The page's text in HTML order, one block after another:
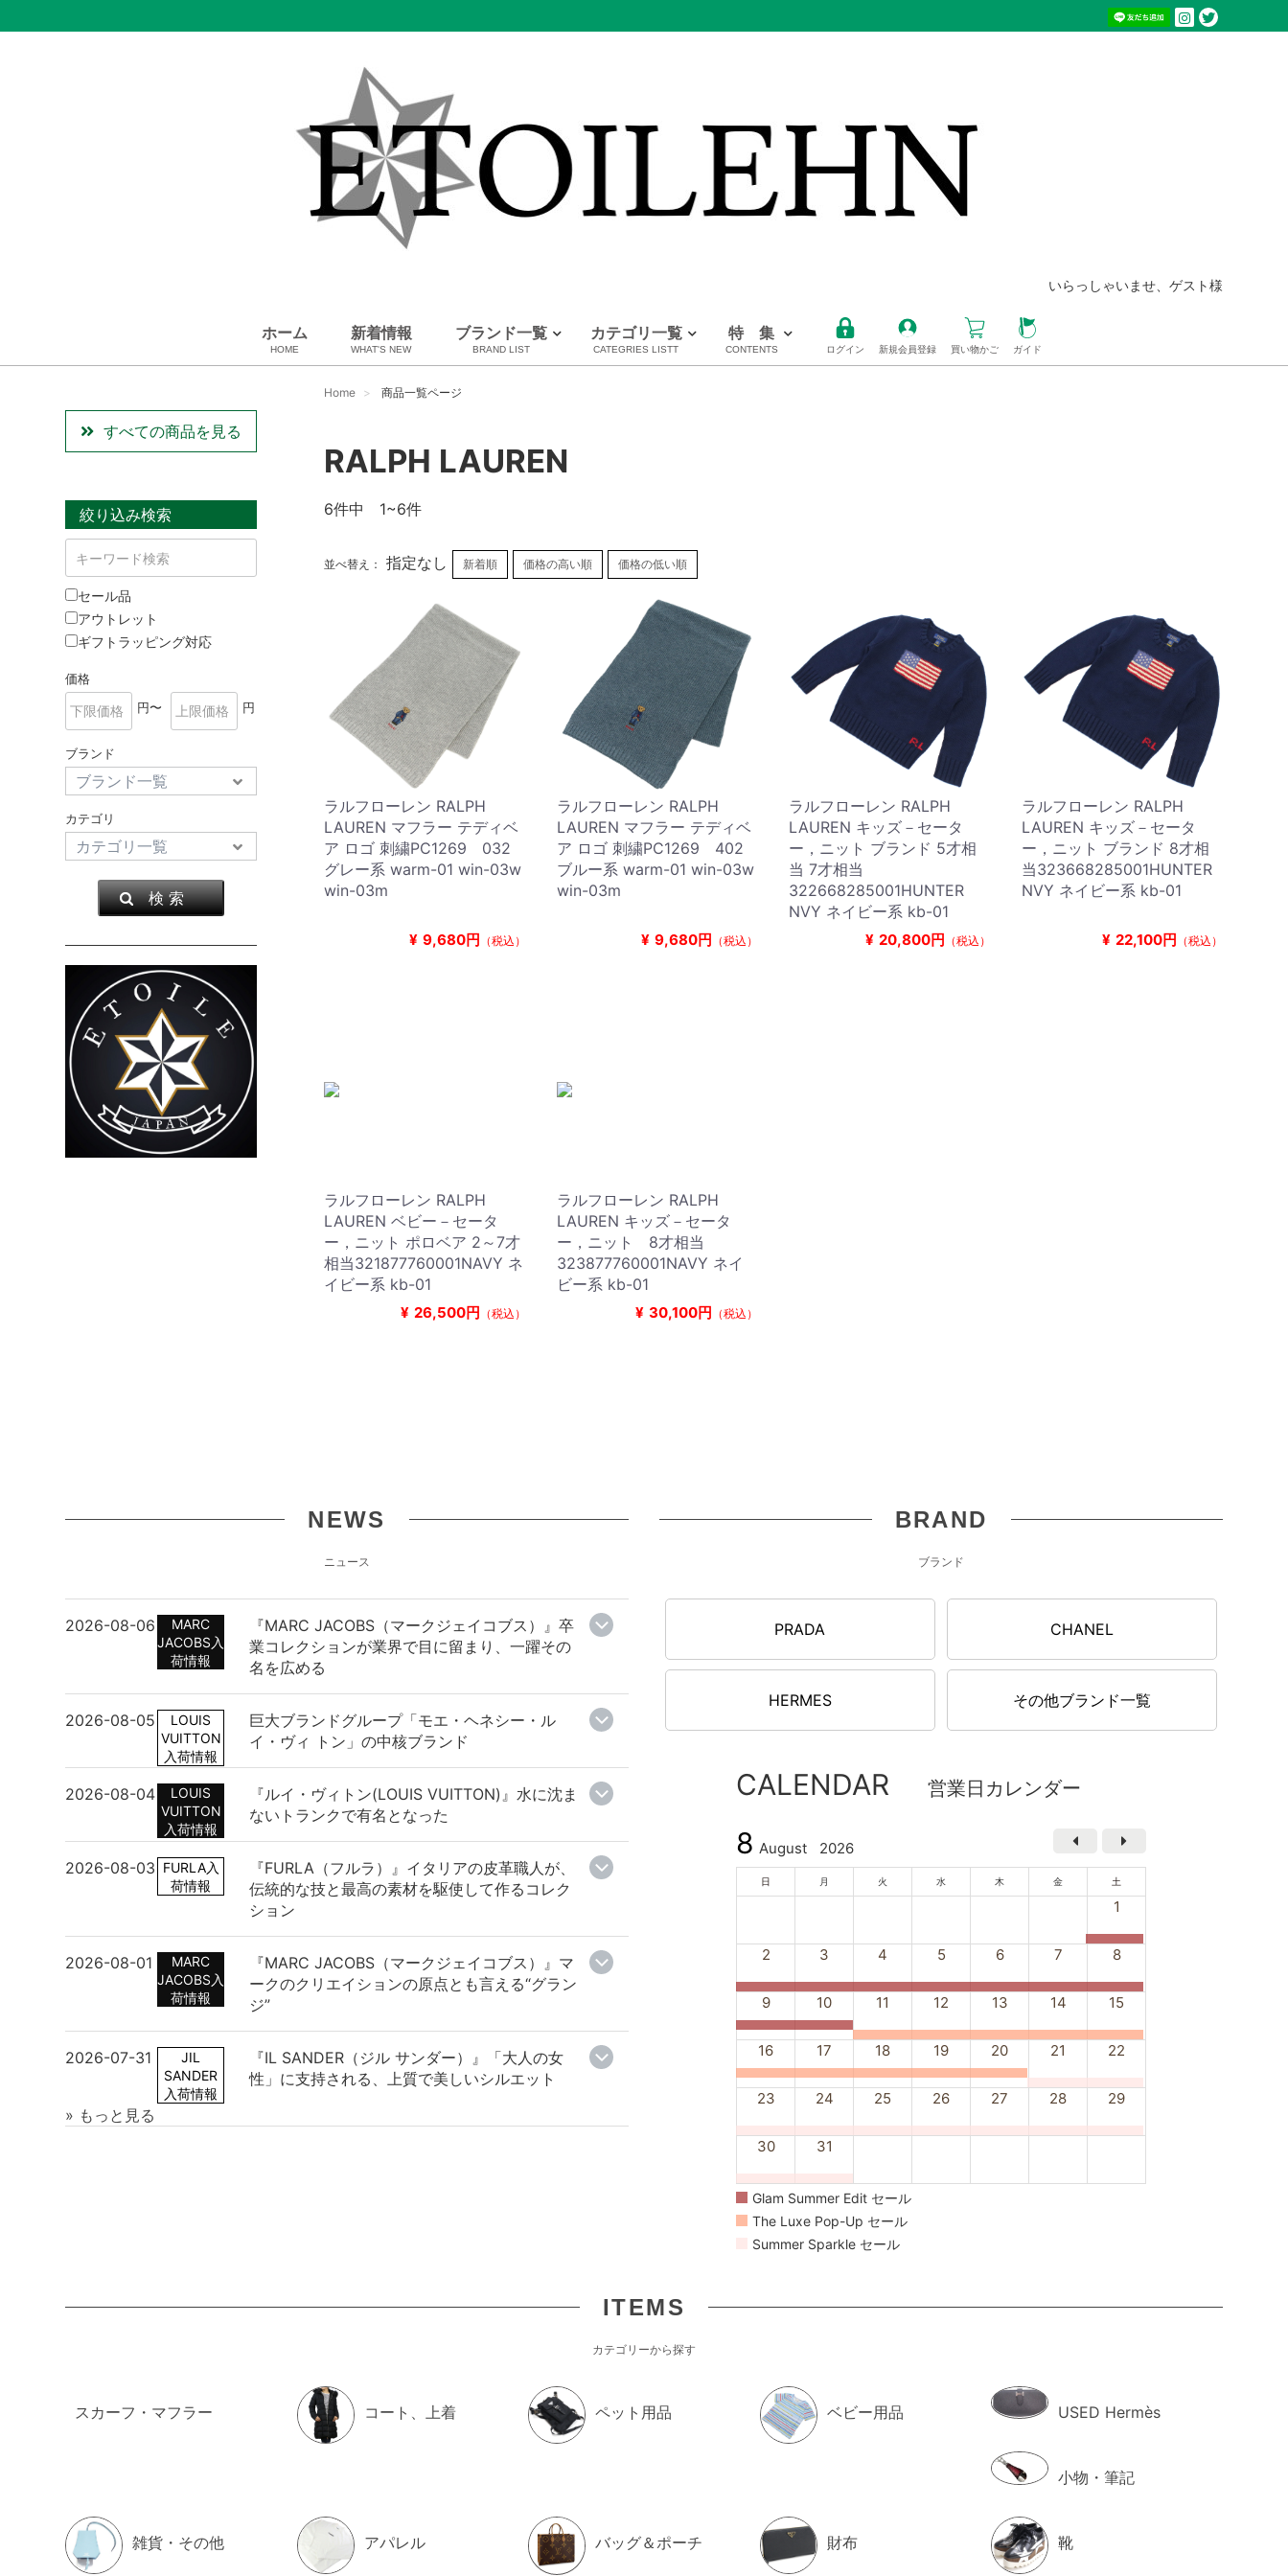
いらっしゃいませ、ゲスト様
ホーム
HOME
新着情報
WHAT'S NEW
ブランド一覧
BRAND LIST
プラダ
シャネル
エルメス
全てのブランドを見る
カテゴリ一覧
CATEGRIES LISTT
スカーフ・マフラー
コート、上着
USED Hermès
雑貨・その他
バッグ＆ポーチ
アロマ＆フレグランス
特 集
CONTENTS ログイン 新規会員登録 買い物かご ガイド
Home 商品一覧ページ
すべての商品を見る
絞り込み検索
セール品
アウトレット
ギフトラッピング対応
価格
円〜
円
ブランド
カテゴリ
検 索
RALPH LAUREN
6件中 1~6件
並べ替え： 指定なし 新着順 価格の高い順 価格の低い順
ラルフローレン RALPH
LAUREN マフラー テディベ
ア ロゴ 刺繍PC1269 032
グレー系 warm-01 win-03w
win-03m
¥ 9,680円 （税込）
ラルフローレン RALPH
LAUREN マフラー テディベ
ア ロゴ 刺繍PC1269 402
ブルー系 warm-01 win-03w
win-03m
¥ 9,680円 （税込）
ラルフローレン RALPH
LAUREN キッズ－セータ
ー，ニット ブランド 5才相
当 7才相当
322668285001HUNTER
NVY ネイビー系 kb-01
¥ 20,800円 （税込）
ラルフローレン RALPH
LAUREN キッズ－セータ
ー，ニット ブランド 8才相
当323668285001HUNTER
NVY ネイビー系 kb-01
¥ 22,100円 （税込）
ラルフローレン RALPH
LAUREN ベビー－セータ
ー，ニット ポロベア 2～7才
相当321877760001NAVY ネ
イビー系 kb-01
¥ 26,500円 （税込）
ラルフローレン RALPH
LAUREN キッズ－セータ
ー，ニット 8才相当
323877760001NAVY ネイ
ビー系 kb-01
¥ 30,100円 （税込）
NEWS
ニュース
2026-08-06
MARC
JACOBS入
荷情報
『MARC JACOBS（マークジェイコブス）』卒
業コレクションが業界で目に留まり、一躍その
名を広める
2026-08-05
LOUIS
VUITTON
入荷情報
巨大ブランドグループ「モエ・ヘネシー・ル
イ・ヴィ トン」の中核ブランド
2026-08-04
LOUIS
VUITTON
入荷情報
『ルイ・ヴィトン(LOUIS VUITTON)』水に沈ま
ないトランクで有名となった
2026-08-03 FURLA入
荷情報
『FURLA（フルラ）』イタリアの皮革職人が、
伝統的な技と最高の素材を駆使して作るコレク
ション
2026-08-01
MARC
JACOBS入
荷情報
『MARC JACOBS（マークジェイコブス）』マ
ークのクリエイションの原点とも言える“グラン
ジ”
2026-07-31
JIL
SANDER
入荷情報
『IL SANDER（ジル サンダー）』「大人の女
性」に支持される、上質で美しいシルエット
» もっと見る
BRAND
ブランド
PRADA CHANEL
HERMES その他ブランド一覧
CALENDAR 営業日カレンダー
8 August 2026
日 月 火 水 木 金 土
1
2 3 4 5 6 7 8
9 10 11 12 13 14 15
16 17 18 19 20 21 22
23 24 25 26 27 28 29
30 31
Glam Summer Edit セール
The Luxe Pop-Up セール
Summer Sparkle セール
ITEMS
カテゴリーから探す
スカーフ・マフラー コート、上着 ペット用品 ベビー用品 USED Hermès
小物・筆記
雑貨・その他 アパレル バッグ＆ポーチ 財布 靴